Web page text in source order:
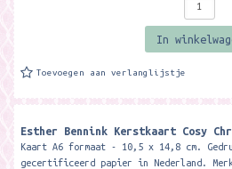
In
Toevoegen aan verlanglijstje
Esther Bennink Kerstkaart Cosy
Kaart A6 formaat - 10,5 x 14,8 cm.
gecertificeerd papier in Nederland.